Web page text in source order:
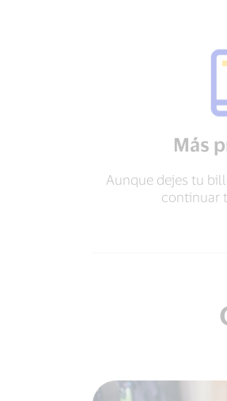
Más
Aunque dejes tu
continuar